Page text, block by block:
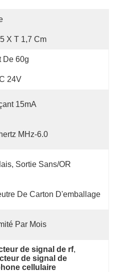
X T 1,7 Cm
De 60g
24V
15mA
MHz-6.0
Sortie Sans/OR
De Carton D'emballage
Par Mois
de signal de rf,
de signal de
cellulaire